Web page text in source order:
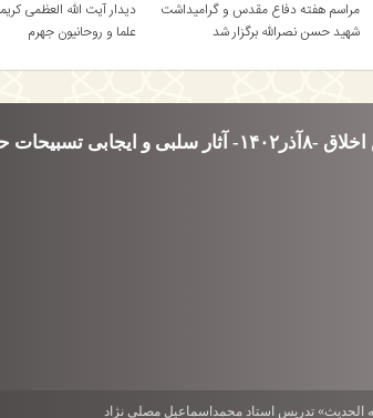
مراسم هفته دفاع مقدس و گرامیداشت
شهید حسن نصرالله برگزار شد
دیدار آیت الله العظمی
علما و روحانیون جهرم
ایجابی تسبیحات حضرت زهرا سلام الله علیها
تدریس استاد محمداسماعیل مصلی نژاد